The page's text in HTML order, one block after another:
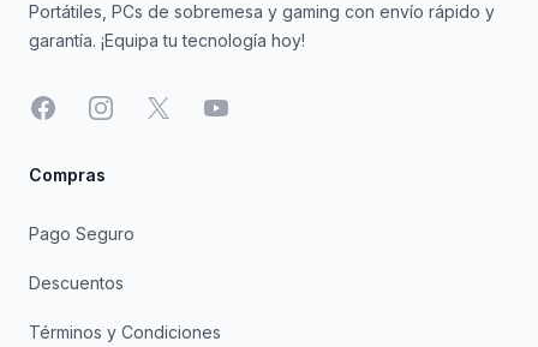
Portátiles, PCs de sobremesa y gaming con envío rápido y
garantía. ¡Equipa tu tecnología hoy!
FacebookInstagram
X YouTube
Compras
Pago Seguro
Descuentos
Términos y Condiciones